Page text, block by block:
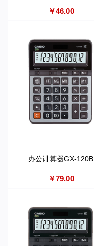
￥46.00
办公计算器GX-120B
￥79.00